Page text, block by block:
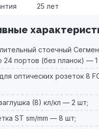
25 лет
стоечный
24 портов (без планок) — 1
оптических розеток 8
(8) кл/кл — 2 шт;
ST sm/mm — 8 шт;